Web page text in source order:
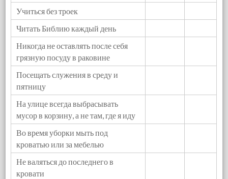
Учиться без троек
Читать Библию каждый день
Никогда не оставлять после себя
грязную посуду в раковине
Посещать служения в среду и
пятницу
На улице всегда выбрасывать
мусор в корзину, а не там, где я иду
Во время уборки мыть под
кроватью или за мебелью
Не валяться до последнего в
кровати